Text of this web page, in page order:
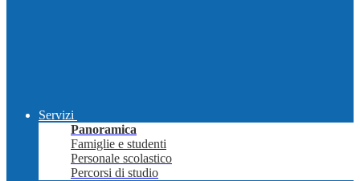
Servizi
Panoramica
Famiglie e studenti
Personale scolastico
Percorsi di studio